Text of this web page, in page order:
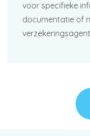
voor specifieke
documentatie of